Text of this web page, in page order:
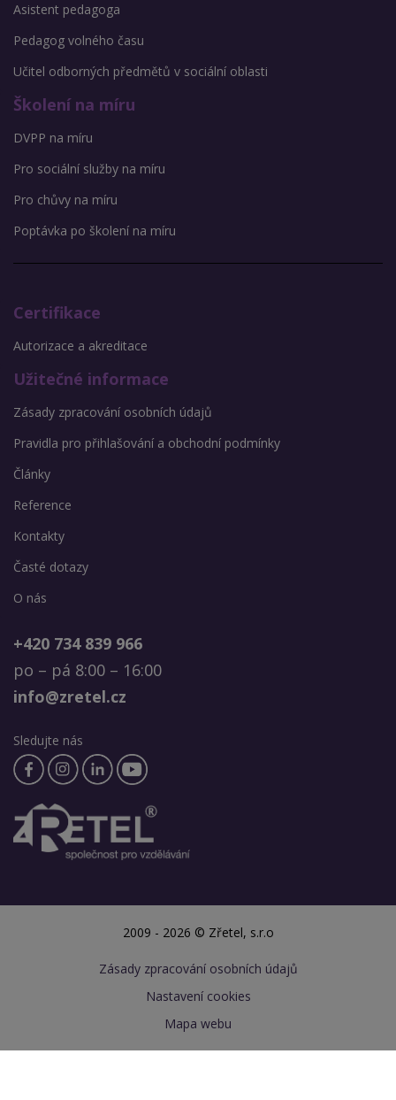
Asistent pedagoga
Pedagog volného času
Učitel odborných předmětů v sociální oblasti
Školení na míru
DVPP na míru
Pro sociální služby na míru
Pro chůvy na míru
Poptávka po školení na míru
Certifikace
Autorizace a akreditace
Užitečné informace
Zásady zpracování osobních údajů
Pravidla pro přihlašování a obchodní podmínky
Články
Reference
Kontakty
Časté dotazy
O nás
+420 734 839 966
po – pá 8:00 – 16:00
info@zretel.cz
Sledujte nás
2009 - 2026 © Zřetel, s.r.o
Zásady zpracování osobních údajů
Nastavení cookies
Mapa webu